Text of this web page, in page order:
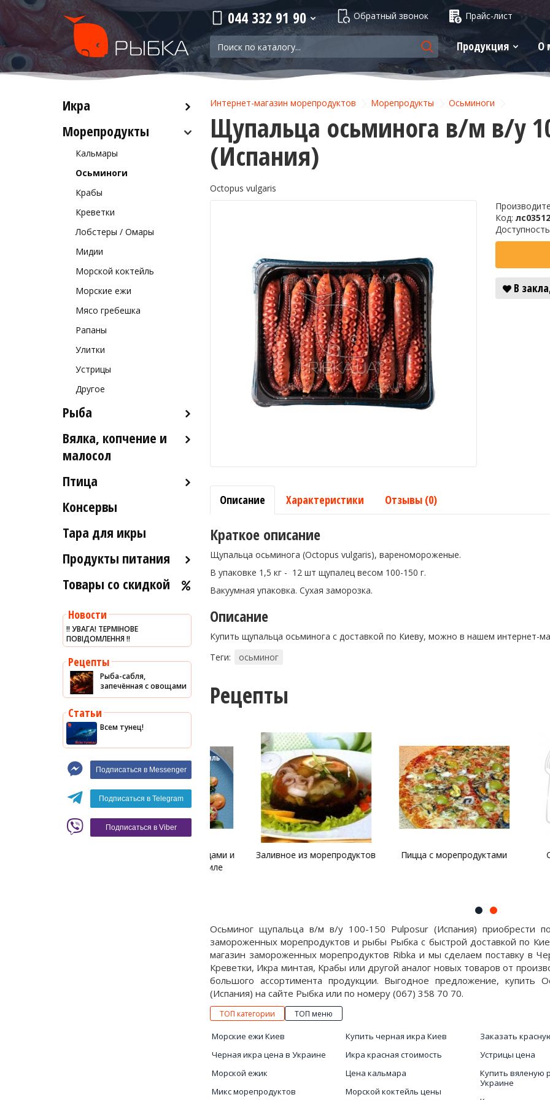
044 332 91 90 Обратный звонок Прайс-лист
Продукция О
Икра
Красная икра
Морепродукты
Кальмары
Осьминоги
Крабы
Креветки
Лобстеры / Омары
Мидии
Морской коктейль
Морские ежи
Мясо гребешка
Рапаны
Улитки
Устрицы
Другое
Рыба
Рыба деликатесных сортов
Рыба столовых сортов
Вялка, копчение и
малосол
Икра вяленая
Рыба слабосоленая
Рыба холодного и
Птица
Индейка
Консервы
Тара для икры
Продукты питания
Оливковое масло
Уксус
Сыры
Соусы
Сладости
Рис
Оливки
Мясные изделия
Вино
Белое вино
Красное вино
Кофе
Blaser
Товары со скидкой
Новости
‼️ УВАГА! ТЕРМІНОВЕ
ПОВІДОМЛЕННЯ ‼️
Рецепты
Рыба-сабля,
запечённая с овощами
Статьи
Всем тунец!
Подписаться в Messenger
Подписаться в Telegram
Подписаться в Viber
Интернет-магазин морепродуктов Морепродукты Осьминоги
Щупальца осьминога в/м в/у
(Испания)
Octopus vulgaris
Код: лс03512
В
Описание Характеристики Отзывы (0)
Краткое описание
Щупальца осьминога (Octopus vulgaris), вареномороженые.
В упаковке 1,5 кг - 12 шт щупалец весом 100-150 г.
Вакуумная упаковка. Сухая заморозка.
Описание
Купить щупальца осьминога с доставкой по Киеву, можно в нашем интернет-
Теги:
осьминог
Рецепты
Заливное из морепродуктов Пицца с морепродуктами Салат
Осьминог щупальца в/м в/у 100-150 Pulposur (Испания) приобрести
замороженных морепродуктов и рыбы Рыбка с быстрой доставкой по
магазин замороженных морепродуктов Ribka и мы сделаем поставку в
Креветки, Икра минтая, Крабы или другой аналог новых товаров от
большого ассортимента продукции. Выгодное предложение,
(Испания) на сайте Рыбка или по номеру (067) 358 70 70.
ТОП категории ТОП меню
Морские ежи Киев
Черная икра цена в Украине
Морской ежик
Микс морепродуктов
Купить черная икра Киев
Икра красная стоимость
Цена кальмара
Морской коктейль цены
Заказать
Устрицы цена
Купить вяленую
Украине